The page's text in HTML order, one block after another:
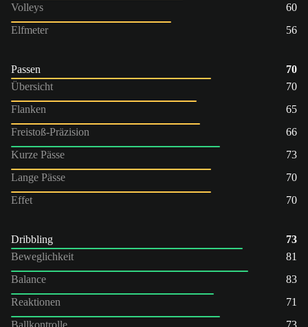
Volleys
60
Elfmeter
56
Passen
70
Übersicht
70
Flanken
65
Freistoß-Präzision
66
Kurze Pässe
73
Lange Pässe
70
Effet
70
Dribbling
73
Beweglichkeit
81
Balance
83
Reaktionen
71
Ballkontrolle
73